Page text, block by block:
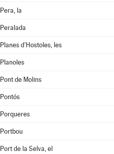
Pera, la
Peralada
Planes d'Hostoles, les
Planoles
Pont de Molins
Pontós
Porqueres
Portbou
Port de la Selva, el